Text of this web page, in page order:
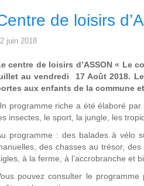
de loisirs
juin 2018
centre de loisirs d’ASSON « Le
au vendredi 17 Août 2018.
aux enfants de la commune
programme riche a été élaboré
insectes, le sport, la jungle, les
programme : des balades à vélo
des chasses au trésor,
à la ferme, à l’accrobranche et
pouvez consulter le